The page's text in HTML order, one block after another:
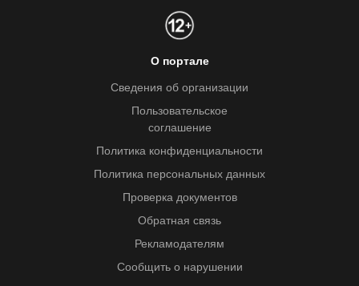
О портале
Сведения об организации
Пользовательское
соглашение
Политика конфиденциальности
Политика персональных данных
Проверка документов
Обратная связь
Рекламодателям
Сообщить о нарушении